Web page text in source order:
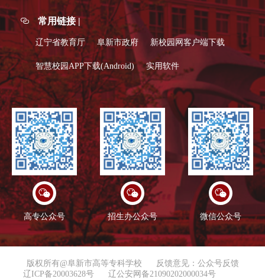
常用链接 |
辽宁省教育厅 阜新市政府 新校园网客户端下载
智慧校园APP下载(Android) 实用软件
高专公众号 招生办公众号 微信公众号
版权所有@阜新市高等专科学校
反馈意见：公众号反馈
辽ICP备20003628号
辽公安网备21090202000034号